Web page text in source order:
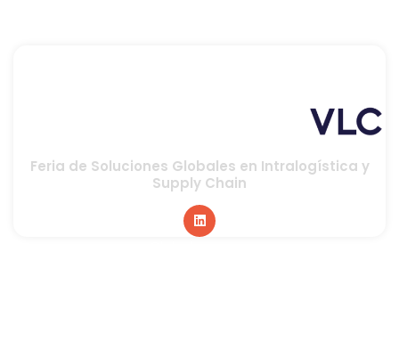
Feria de Soluciones Globales en Intralogística y
Supply Chain